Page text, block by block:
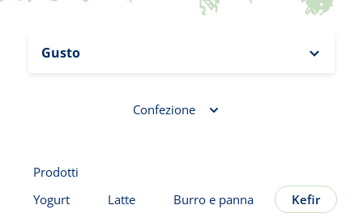
Confezione
Gusto
Prodotti
Yogurt
Latte Burro e panna
Kefir